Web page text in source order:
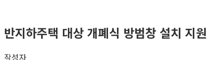
반지하주택 대상 개폐식 방범창 설치 지원
작성자